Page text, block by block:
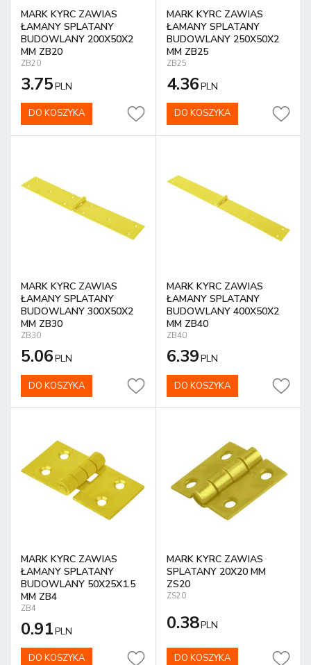
MARK KYRC ZAWIAS
ŁAMANY SPLATANY
BUDOWLANY 200X50X2
MM ZB20
ZB20
3.75PLN
DO KOSZYKA
MARK KYRC ZAWIAS
ŁAMANY SPLATANY
BUDOWLANY 250X50X2
MM ZB25
ZB25
4.36PLN
DO KOSZYKA
MARK KYRC ZAWIAS
ŁAMANY SPLATANY
BUDOWLANY 300X50X2
MM ZB30
ZB30
5.06PLN
DO KOSZYKA
MARK KYRC ZAWIAS
ŁAMANY SPLATANY
BUDOWLANY 400X50X2
MM ZB40
ZB40
6.39PLN
DO KOSZYKA
MARK KYRC ZAWIAS
ŁAMANY SPLATANY
BUDOWLANY 50X25X1.5
MM ZB4
ZB4
0.91PLN
DO KOSZYKA
MARK KYRC ZAWIAS
SPLATANY 20X20 MM
ZS20
ZS20
0.38PLN
DO KOSZYKA